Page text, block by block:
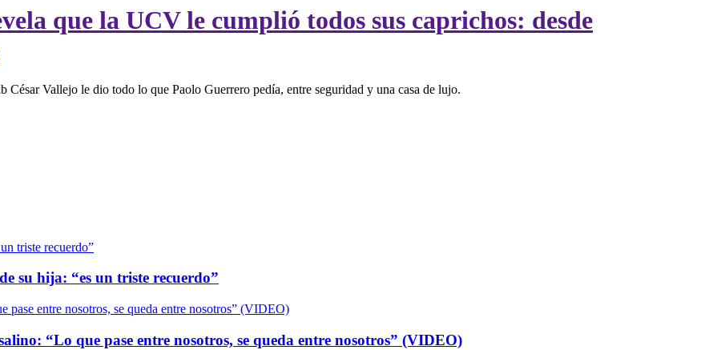
que la UCV le cumplió todos sus caprichos: desde
Vallejo le dio todo lo que Paolo Guerrero pedía, entre seguridad y una casa de lujo.
su hija: “es un triste recuerdo”
“Lo que pase entre nosotros, se queda entre nosotros” (VIDEO)